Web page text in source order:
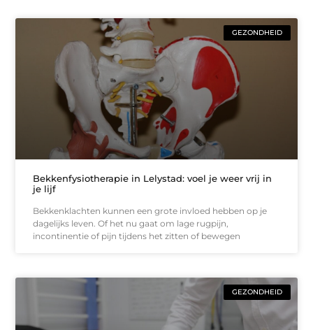
GEZONDHEID
Bekkenfysiotherapie in Lelystad: voel je weer vrij in
je lijf
Bekkenklachten kunnen een grote invloed hebben op je
dagelijks leven. Of het nu gaat om lage rugpijn,
incontinentie of pijn tijdens het zitten of bewegen
GEZONDHEID